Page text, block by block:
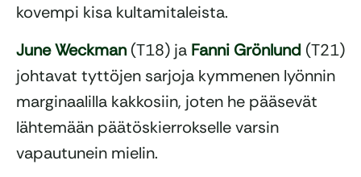
kovempi kisa kultamitaleista.
June Weckman(T18) ja Fanni Grönlund (T21)
johtavat tyttöjen sarjoja kymmenen lyönnin
marginaalilla kakkosiin, joten he pääsevät
lähtemään päätöskierrokselle varsin
vapautunein mielin.